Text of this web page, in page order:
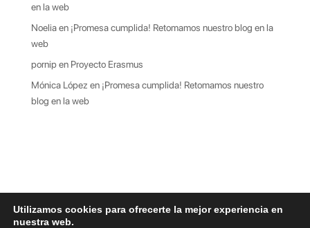
en la web
Noeliaen ¡Promesa cumplida! Retomamos nuestro blog en la
web
pornipen Proyecto Erasmus
Mónica López en ¡Promesa cumplida! Retomamos nuestro
blog en la web
Utilizamos cookies para ofrecerte la mejor experiencia en
nuestra web.